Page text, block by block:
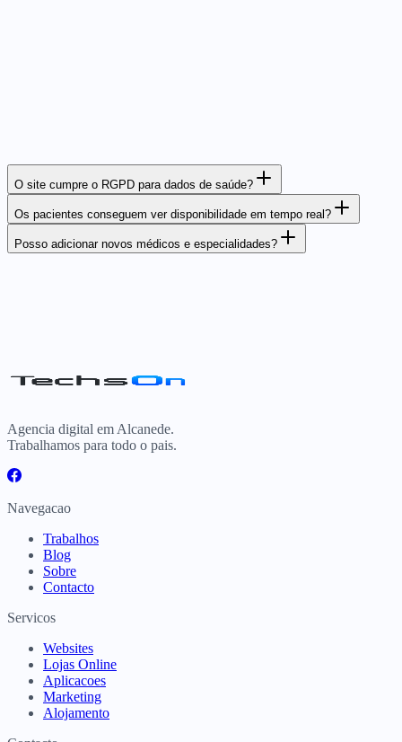
O site cumpre o RGPD para dados de saúde?
Os pacientes conseguem ver disponibilidade em tempo real?
Posso adicionar novos médicos e especialidades?
Agencia digital em Alcanede.
Trabalhamos para todo o pais.
Navegacao
Trabalhos
Blog
Sobre
Contacto
Servicos
Websites
Lojas Online
Aplicacoes
Marketing
Alojamento